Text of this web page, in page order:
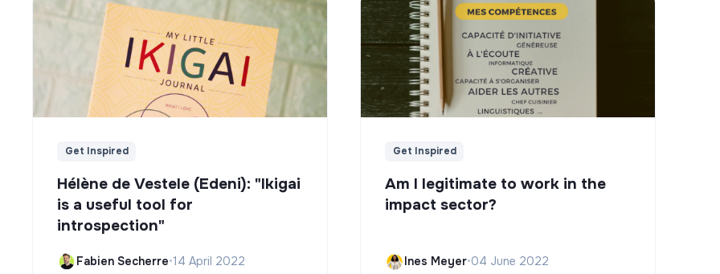
Get Inspired
Hélène de Vestele (Edeni): "Ikigai
is a useful tool for
introspection"
Fabien Secherre•14 April 2022
Get Inspired
Am I legitimate to work in the
impact sector?
Ines Meyer•04 June 2022